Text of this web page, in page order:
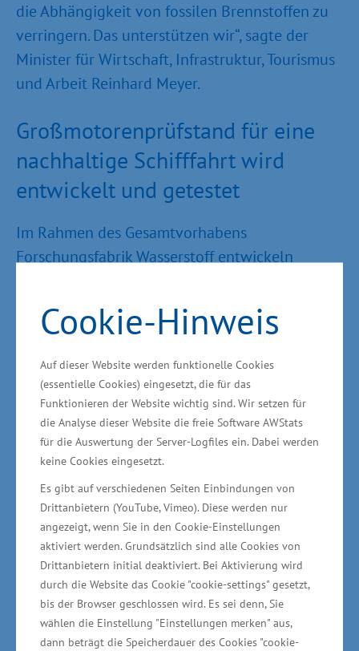
Cookie-Hinweis
Auf dieser Website werden funktionelle Cookies
(essentielle Cookies) eingesetzt, die für das
Funktionieren der Website wichtig sind. Wir setzen für
die Analyse dieser Website die freie Software AWStats
für die Auswertung der Server-Logfiles ein. Dabei werden
keine Cookies eingesetzt.
Es gibt auf verschiedenen Seiten Einbindungen von
Drittanbietern (YouTube, Vimeo). Diese werden nur
angezeigt, wenn Sie in den Cookie-Einstellungen
aktiviert werden. Grundsätzlich sind alle Cookies von
Drittanbietern initial deaktiviert. Bei Aktivierung wird
durch die Website das Cookie "cookie-settings" gesetzt,
bis der Browser geschlossen wird. Es sei denn, Sie
wählen die Einstellung "Einstellungen merken" aus,
dann beträgt die Speicherdauer des Cookies "cookie-
die Abhängigkeit von fossilen Brennstoffen zu
verringern. Das unterstützen wir“, sagte der
Minister für Wirtschaft, Infrastruktur, Tourismus
und Arbeit Reinhard Meyer.
Großmotorenprüfstand für eine
nachhaltige Schifffahrt wird
entwickelt und getestet
Im Rahmen des Gesamtvorhabens
Forschungsfabrik Wasserstoff entwickeln
das Fraunhofer Institut für Großstrukturen in
der Produktionstechnik (IGP) sowie das Leibniz
V. (INP) technologische Ansätze für eine
Wasserstoffwirtschaft der Zukunft. Hierfür soll
in Rostock eine Forschungsinfrastruktur
errichtet werden. In einem ersten Schwerpunkt
sollen Konzepte und Lösungen für die
emissionsarme bzw. emissionsfreie Schifffahrt
entwickelt werden. Die entwickelten Produkte
und Technologien sollen im späteren Verlauf
von der Wirtschaft des Landes produziert und
vermarktet werden. Die Fördermittelzusage
bezieht sich auf das Anwendungszentrum
Wasserstoff des IGP, dessen Herzstück ein